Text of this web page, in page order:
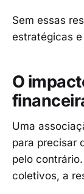
Sem essas
estratégicas
O
Uma
para precisar
pelo
coletivos, a